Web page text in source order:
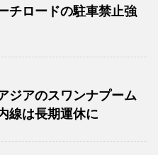
チロードの駐車禁止強
ジアのスワンナプーム
線は長期運休に